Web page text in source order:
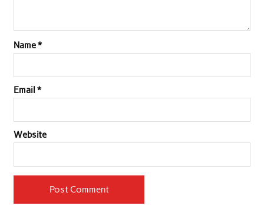
Name*
Email *
Website